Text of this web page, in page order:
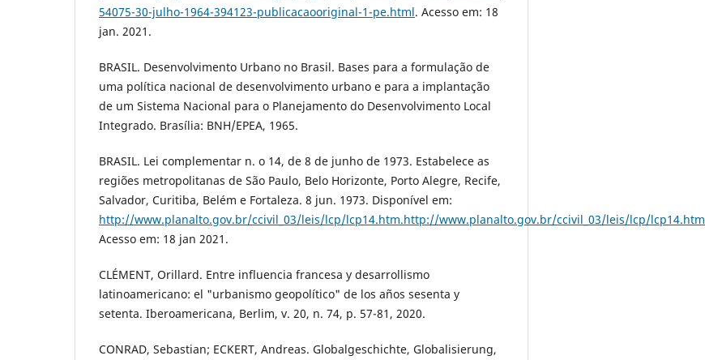
54075-30-julho-1964-394123-publicacaooriginal-1-pe.html. Acesso em: 18
jan. 2021.
BRASIL. Desenvolvimento Urbano no Brasil. Bases para a formulação de
uma política nacional de desenvolvimento urbano e para a implantação
de um Sistema Nacional para o Planejamento do Desenvolvimento Local
Integrado. Brasília: BNH/EPEA, 1965.
BRASIL. Lei complementar n. o 14, de 8 de junho de 1973. Estabelece as
regiões metropolitanas de São Paulo, Belo Horizonte, Porto Alegre, Recife,
Salvador, Curitiba, Belém e Fortaleza. 8 jun. 1973. Disponível em:
http://www.planalto.gov.br/ccivil_03/leis/lcp/lcp14.htm.http://www.planalto.gov.br/ccivil_03/leis/lcp/lcp14.htm
Acesso em: 18 jan 2021.
CLÉMENT, Orillard. Entre influencia francesa y desarrollismo
latinoamericano: el "urbanismo geopolítico" de los años sesenta y
setenta. Iberoamericana, Berlim, v. 20, n. 74, p. 57-81, 2020.
CONRAD, Sebastian; ECKERT, Andreas. Globalgeschichte, Globalisierung,